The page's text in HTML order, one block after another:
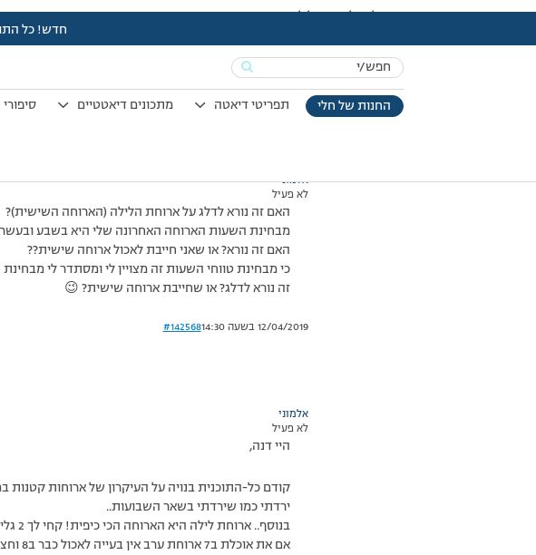
חדש! כל
Search
for:החנות של חלי תפריטי דיאטה מתכונים דיאטטיים
עמוד הבית>דיונים>פורום>דילוג על ארוחת לילה
מוצגות 2 תגובות – 1 עד 2 (מתוך 2 סה״כ)
14/05/2014 בשעה 8:38
#142567
אלמוני
לא פעיל
האם זה נורא לדלג על ארוחת הלילה (הארוחה השישית)?
מבחינת השעות הארוחה האחרונה שלי היא בשבע
האם זה נורא? או שאני חייבת לאכול ארוחה שישית??
כי מבחינת טווחי השעות זה מצויין לי ומסתדר לי מבחינת
זה נורא לדלג? או שחייבת ארוחה שישית? 😉
12/04/2019 בשעה 14:30 #142568
אלמוני
לא פעיל
היי דנה,
קודם כל-התוכנית בנויה על העיקרון של ארוחות
ירדתי כמו שירדתי בשאר השבועות..
בנוסף.. ארוחת לילה היא הארוחה הכי כיפית! קחי לך 2 גלידות דיאטטיות-זה פשוט מדהים!!!!! אני מחכה לארוחה הזאת מהרגע שאני קמה בבוקר 🙂
אם את אוכלת ב7 ארוחת ערב אין בעייה לאכול כבר ב8 וחצי את הגלידה. את תראי שזה סוגר לך את החשק למתוק והולכים לישון עם בטן מלאה..